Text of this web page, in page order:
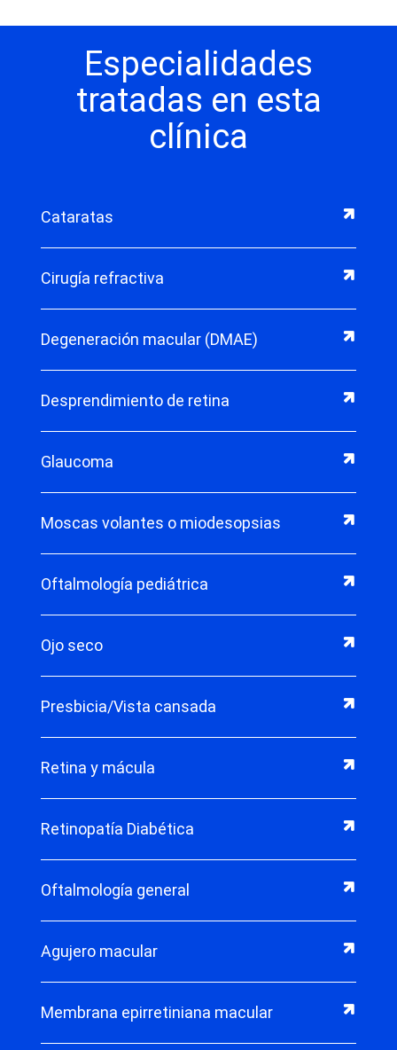
Especialidades
tratadas en esta
clínica
Cataratas
Cirugía refractiva
Degeneración macular (DMAE)
Desprendimiento de retina
Glaucoma
Moscas volantes o miodesopsias
Oftalmología pediátrica
Ojo seco
Presbicia/Vista cansada
Retina y mácula
Retinopatía Diabética
Oftalmología general
Agujero macular
Membrana epirretiniana macular